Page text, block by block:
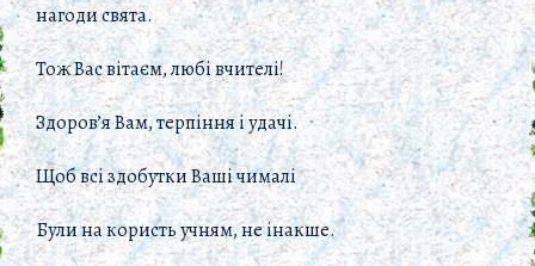
нагоди свята.
Тож Вас вітаєм, любі вчителі!
Здоров’я Вам, терпіння і удачі.
Щоб всі здобутки Ваші чималі
Були на користь учням, не інакше.